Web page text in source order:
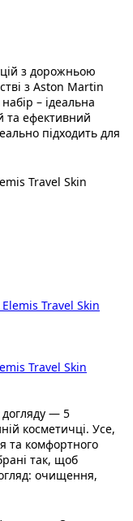
з дорожньою
з Aston Martin
– ідеальна
та ефективний
підходить для
Travel Skin
Travel Skin
догляду — 5
косметичці. Усе,
та комфортного
так, щоб
очищення,